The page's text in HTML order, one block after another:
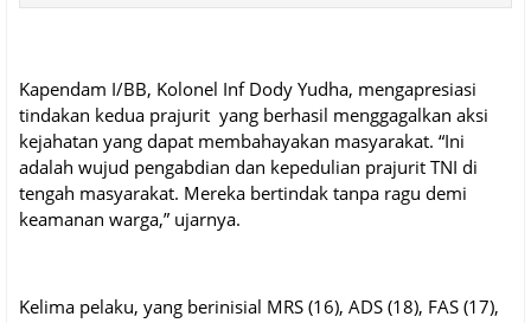
Kapendam I/BB, Kolonel Inf Dody Yudha, mengapresiasi
tindakan kedua prajurit yang berhasil menggagalkan aksi
kejahatan yang dapat membahayakan masyarakat. “Ini
adalah wujud pengabdian dan kepedulian prajurit TNI di
tengah masyarakat. Mereka bertindak tanpa ragu demi
keamanan warga,” ujarnya.
Kelima pelaku, yang berinisial MRS (16), ADS (18), FAS (17),